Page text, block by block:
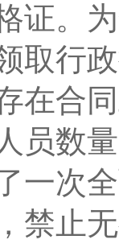
证。
取行
在合
员数
一次
禁止